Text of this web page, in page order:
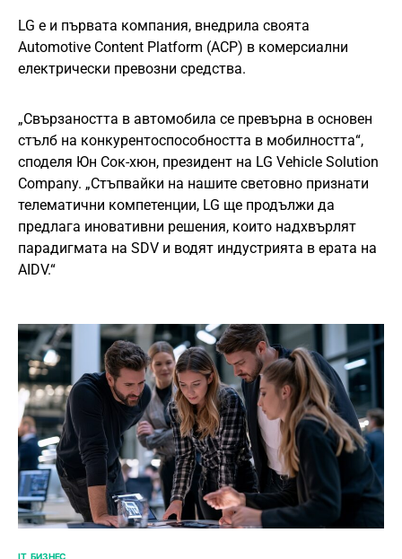
LG е и първата компания, внедрила своята
Automotive Content Platform (ACP) в комерсиални
електрически превозни средства.
„Свързаността в автомобила се превърна в основен
стълб на конкурентоспособността в мобилността“,
споделя Юн Сок-хюн, президент на LG Vehicle Solution
Company. „Стъпвайки на нашите световно признати
телематични компетенции, LG ще продължи да
предлага иновативни решения, които надхвърлят
парадигмата на SDV и водят индустрията в ерата на
AIDV.“
IT БИЗНЕС